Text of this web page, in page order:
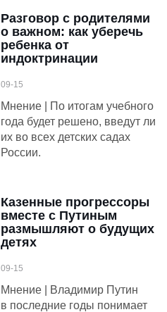
Разговор с родителями
о важном: как уберечь
ребенка от
индоктринации
09-15
Мнение | По итогам учебного
года будет решено, введут ли
их во всех детских садах
России.
Казенные прогрессоры
вместе с Путиным
размышляют о будущих
детях
09-15
Мнение | Владимир Путин
в последние годы понимает